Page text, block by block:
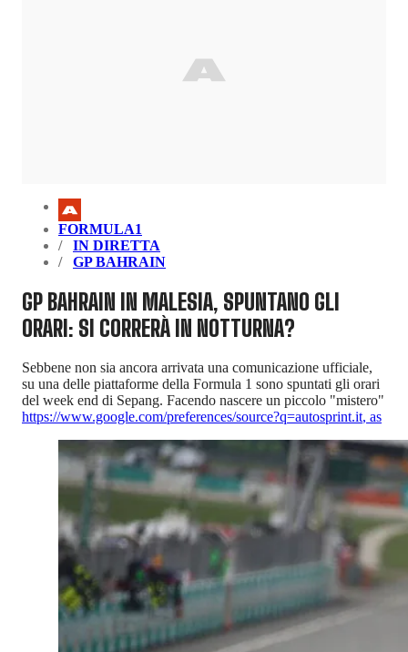
FORMULA1
IN DIRETTA
GP BAHRAIN
GP BAHRAIN IN MALESIA, SPUNTANO GLI
ORARI: SI CORRERÀ IN NOTTURNA?
Sebbene non sia ancora arrivata una comunicazione ufficiale,
su una delle piattaforme della Formula 1 sono spuntati gli orari
del week end di Sepang. Facendo nascere un piccolo "mistero"
https://www.google.com/preferences/source?q=autosprint.it, as